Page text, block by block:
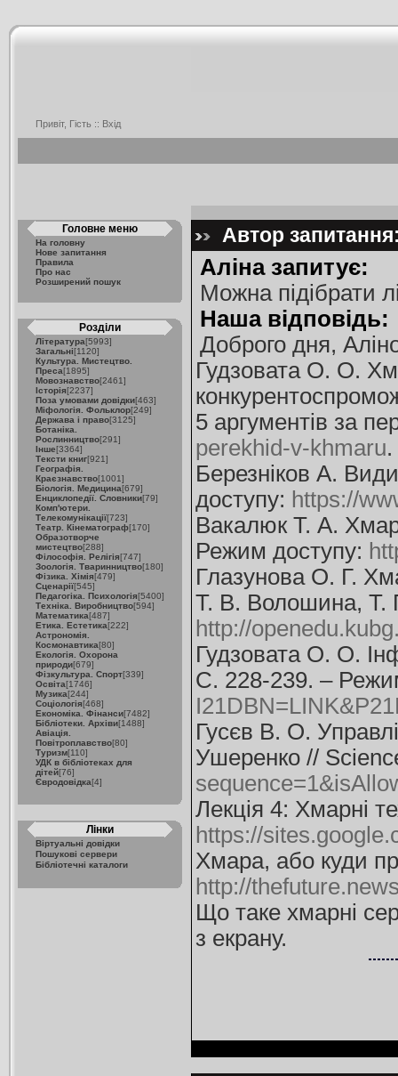
Привіт, Гість :: Вхід
Головне меню
На головну
Нове запитання
Правила
Про нас
Розширений пошук
Розділи
Література[5993]
Загальні[1120]
Культура. Мистецтво.
Преса[1895]
Мовознавство[2461]
Історія[2237]
Поза умовами довідки[463]
Міфологія. Фольклор[249]
Держава і право[3125]
Ботаніка.
Рослинництво[291]
Інше[3364]
Тексти книг[921]
Географія.
Краєзнавство[1001]
Біологія. Медицина[679]
Енциклопедії. Словники[79]
Комп'ютери.
Телекомунікації[723]
Театр. Кінематограф[170]
Образотворче
мистецтво[288]
Філософія. Релігія[747]
Зоологія. Тваринництво[180]
Фізика. Хімія[479]
Сценарії[545]
Педагогіка. Психологія[5400]
Техніка. Виробництво[594]
Математика[487]
Етика. Естетика[222]
Астрономія.
Космонавтика[80]
Екологія. Охорона
природи[679]
Фізкультура. Спорт[339]
Освіта[1746]
Музика[244]
Соціологія[468]
Економіка. Фінанси[7482]
Бібліотеки. Архіви[1488]
Авіація.
Повітроплавство[80]
Туризм[110]
УДК в бібліотеках для
дітей[76]
Євродовідка[4]
Лінки
Віртуальні довідки
Пошукові сервери
Бібліотечні каталоги
Автор
Аліна запитує:
Можна підібрати
Наша відповідь:
Доброго дня,
Гудзовата О. О.
5 аргументів за
perekhid-v-khmaru
Березніков А.
доступу: https://
Вакалюк Т. А.
Режим доступу:
Глазунова О. Г.
Т. В. Волошина, Т.
http://
Гудзовата О. О.
С. 228-239. –
Гусєв В. О.
Ушеренко //
Лекція 4: Хмарні
https://
Хмара, або куди
http://
Що таке хмарні
з екрану.